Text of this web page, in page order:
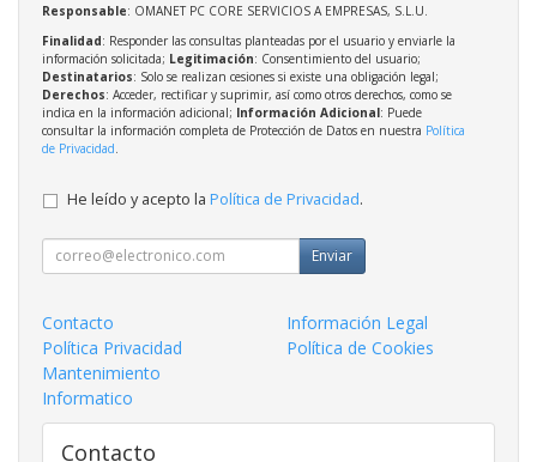
Responsable: OMANET PC CORE SERVICIOS A EMPRESAS, S.L.U.
Finalidad: Responder las consultas planteadas por el usuario y enviarle la
información solicitada; Legitimación: Consentimiento del usuario;
Destinatarios: Solo se realizan cesiones si existe una obligación legal;
Derechos: Acceder, rectificar y suprimir, así como otros derechos, como se
indica en la información adicional; Información Adicional: Puede
consultar la información completa de Protección de Datos en nuestra Política
de Privacidad.
He leído y acepto la Política de Privacidad.
Enviar
Contacto
Información Legal
Política Privacidad
Política de Cookies
Mantenimiento
Informatico
Contacto